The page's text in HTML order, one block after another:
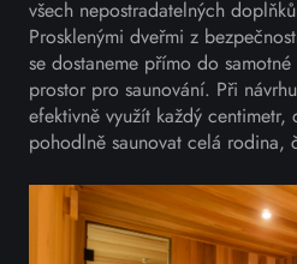
všech nepostradatelných
Prosklenými dveřmi z
se dostaneme přímo do samotné
prostor pro saunování. Při
efektivně využít každý centimetr,
pohodlně saunovat celá rodina,